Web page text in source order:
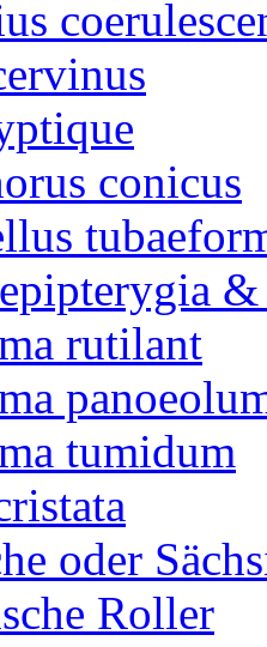
conicus
rutilant
tumidum
oder
Roller